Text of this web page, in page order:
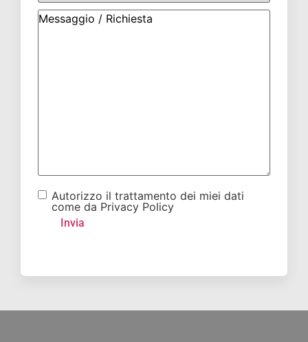
Autorizzo il trattamento dei miei dati
come da Privacy Policy